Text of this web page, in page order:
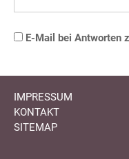
E-Mail bei Antworten
IMPRESSUM
KONTAKT
SITEMAP